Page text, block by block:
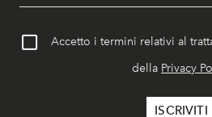
Accetto i termini relativi al
della Privacy